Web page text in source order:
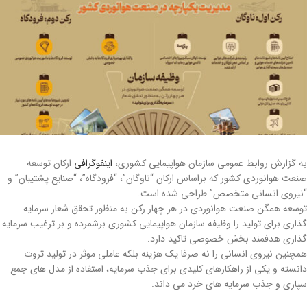
به گزارش روابط عمومی سازمان هواپیمایی کشوری، اینفوگرافی ارکان توسعه
صنعت هوانوردی کشور که براساس ارکان “ناوگان”، “فرودگاه”، “صنایع پشتیبان” و
“نیروی انسانی متخصص” طراحی شده است.
توسعه همگن صنعت هوانوردی در هر چهار رکن به منظور تحقق شعار سرمایه
گذاری برای تولید را وظیفه سازمان هواپیمایی کشوری برشمرده و بر ترغیب سرمایه
گذاری هدفمند بخش خصوصی تاکید دارد.
همچنین نیروی انسانی را نه صرفا یک هزینه بلکه عاملی موثر در تولید ثروت
دانسته و یکی از راهکارهای کلیدی برای جذب سرمایه، استفاده از مدل های جمع
سپاری و جذب سرمایه های خرد می داند.